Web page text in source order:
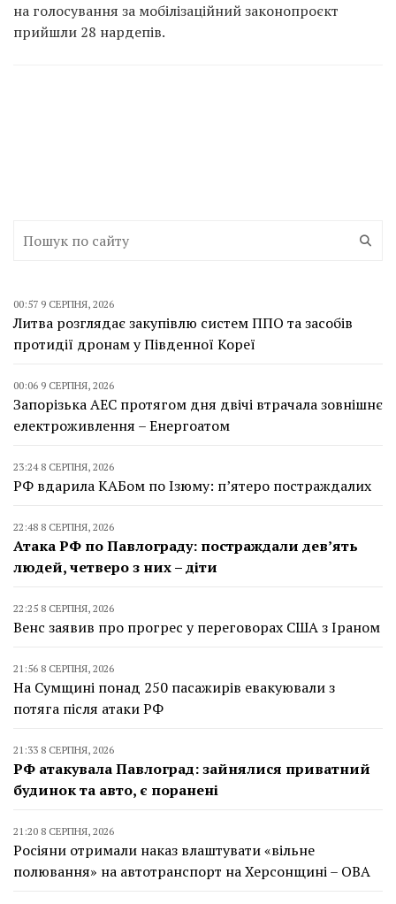
на голосування за мобілізаційний законопроєкт
прийшли 28 нардепів.
00:57 9 СЕРПНЯ, 2026
Литва розглядає закупівлю систем ППО та засобів
протидії дронам у Південної Кореї
00:06 9 СЕРПНЯ, 2026
Запорізька АЕС протягом дня двічі втрачала зовнішнє
електроживлення – Енергоатом
23:24 8 СЕРПНЯ, 2026
РФ вдарила КАБом по Ізюму: п’ятеро постраждалих
22:48 8 СЕРПНЯ, 2026
Атака РФ по Павлограду: постраждали дев’ять
людей, четверо з них – діти
22:25 8 СЕРПНЯ, 2026
Венс заявив про прогрес у переговорах США з Іраном
21:56 8 СЕРПНЯ, 2026
На Сумщині понад 250 пасажирів евакуювали з
потяга після атаки РФ
21:33 8 СЕРПНЯ, 2026
РФ атакувала Павлоград: зайнялися приватний
будинок та авто, є поранені
21:20 8 СЕРПНЯ, 2026
Росіяни отримали наказ влаштувати «вільне
полювання» на автотранспорт на Херсонщині – ОВА